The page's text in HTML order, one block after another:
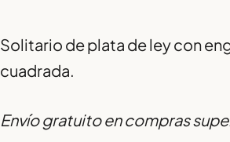
Solitario de plata de ley con
cuadrada.
Envío gratuito en compras